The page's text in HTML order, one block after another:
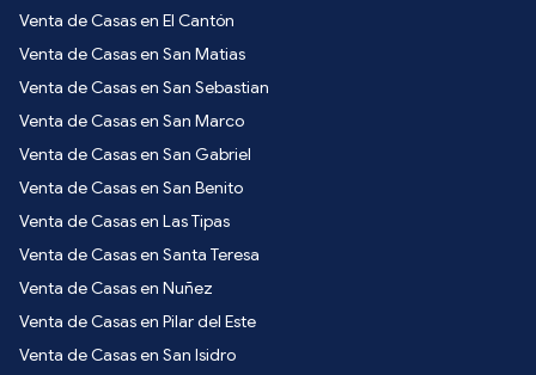
Venta de Casas en El Cantón
Venta de Casas en San Matias
Venta de Casas en San Sebastian
Venta de Casas en San Marco
Venta de Casas en San Gabriel
Venta de Casas en San Benito
Venta de Casas en Las Tipas
Venta de Casas en Santa Teresa
Venta de Casas en Nuñez
Venta de Casas en Pilar del Este
Venta de Casas en San Isidro